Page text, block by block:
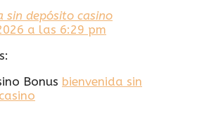
sin depósito casino
a las 6:29 pm
Bonus bienvenida sin